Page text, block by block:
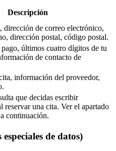
Descripción
dirección de correo electrónico,
dirección postal, código postal.
últimos cuatro dígitos de tu
de contacto de
información del proveedor,
que decidas escribir
reservar una cita. Ver el apartado
continuación.
de datos)